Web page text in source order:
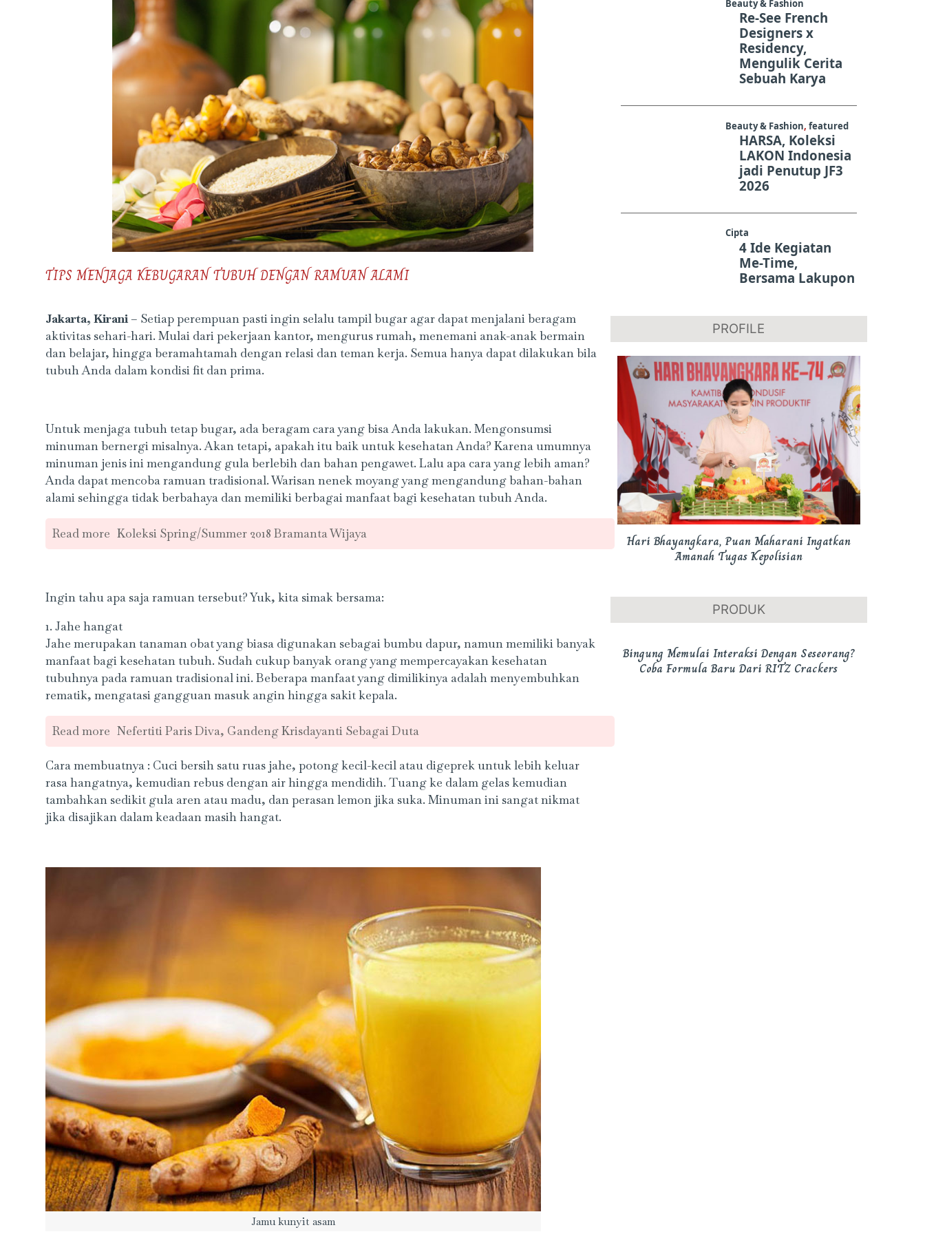
TIPS MENJAGA KEBUGARAN TUBUH DENGAN RAMUAN ALAMI
Jakarta, Kirani– Setiap perempuan pasti ingin selalu tampil bugar agar dapat menjalani beragam
aktivitas sehari-hari. Mulai dari pekerjaan kantor, mengurus rumah, menemani anak-anak bermain
dan belajar, hingga beramahtamah dengan relasi dan teman kerja. Semua hanya dapat dilakukan bila
tubuh Anda dalam kondisi fit dan prima.
Untuk menjaga tubuh tetap bugar, ada beragam cara yang bisa Anda lakukan. Mengonsumsi
minuman bernergi misalnya. Akan tetapi, apakah itu baik untuk kesehatan Anda? Karena umumnya
minuman jenis ini mengandung gula berlebih dan bahan pengawet. Lalu apa cara yang lebih aman?
Anda dapat mencoba ramuan tradisional. Warisan nenek moyang yang mengandung bahan-bahan
alami sehingga tidak berbahaya dan memiliki berbagai manfaat bagi kesehatan tubuh Anda.
Read more Koleksi Spring/Summer 2018 Bramanta Wijaya
Ingin tahu apa saja ramuan tersebut? Yuk, kita simak bersama:
1. Jahe hangat
Jahe merupakan tanaman obat yang biasa digunakan sebagai bumbu dapur, namun memiliki banyak
manfaat bagi kesehatan tubuh. Sudah cukup banyak orang yang mempercayakan kesehatan
tubuhnya pada ramuan tradisional ini. Beberapa manfaat yang dimilikinya adalah menyembuhkan
rematik, mengatasi gangguan masuk angin hingga sakit kepala.
Read more Nefertiti Paris Diva, Gandeng Krisdayanti Sebagai Duta
Cara membuatnya : Cuci bersih satu ruas jahe, potong kecil-kecil atau digeprek untuk lebih keluar
rasa hangatnya, kemudian rebus dengan air hingga mendidih. Tuang ke dalam gelas kemudian
tambahkan sedikit gula aren atau madu, dan perasan lemon jika suka. Minuman ini sangat nikmat
jika disajikan dalam keadaan masih hangat.
Jamu kunyit asam
Beauty & Fashion
Re-See French
Designers x
Residency,
Mengulik Cerita
Sebuah Karya
Beauty & Fashion, featured
HARSA, Koleksi
LAKON Indonesia
jadi Penutup JF3
2026
Cipta
4 Ide Kegiatan
Me-Time,
Bersama Lakupon
PROFILE
Hari Bhayangkara, Puan Maharani Ingatkan
Amanah Tugas Kepolisian
PRODUK
Bingung Memulai Interaksi Dengan Seseorang?
Coba Formula Baru Dari RITZ Crackers